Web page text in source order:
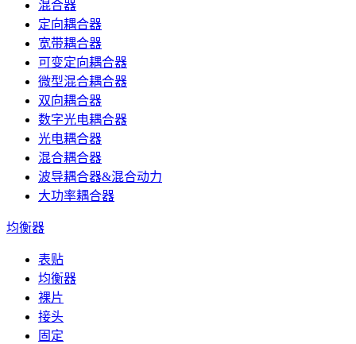
混合器
定向耦合器
宽带耦合器
可变定向耦合器
微型混合耦合器
双向耦合器
数字光电耦合器
光电耦合器
混合耦合器
波导耦合器&混合动力
大功率耦合器
均衡器
表贴
均衡器
裸片
接头
固定